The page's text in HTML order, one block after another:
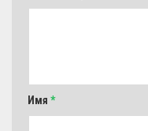
Имя *